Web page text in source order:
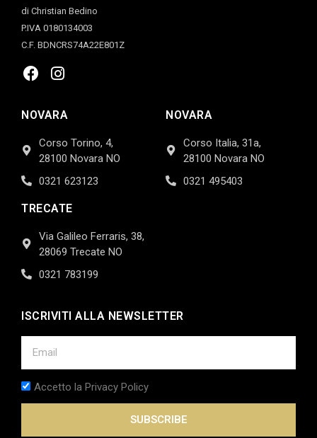
di Christian Bedino
P.IVA 0180134003
C.F. BDNCRS74A22E801Z
NOVARA
Corso Torino, 4,
28100 Novara NO
0321 623123
NOVARA
Corso Italia, 31a,
28100 Novara NO
0321 495403
TRECATE
Via Galileo Ferraris, 38,
28069 Trecate NO
0321 783199
ISCRIVITI ALLA NEWSLETTER
Accetto la Privacy Policy
SUBSCRIBE